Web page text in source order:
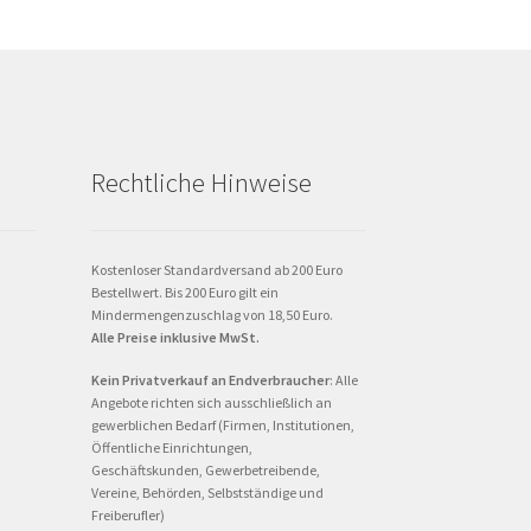
Rechtliche Hinweise
Kostenloser Standardversand ab 200 Euro
Bestellwert. Bis 200 Euro gilt ein
Mindermengenzuschlag von 18,50 Euro.
Alle Preise inklusive MwSt.
Kein Privatverkauf an Endverbraucher: Alle
Angebote richten sich ausschließlich an
gewerblichen Bedarf (Firmen, Institutionen,
Öffentliche Einrichtungen,
Geschäftskunden, Gewerbetreibende,
Vereine, Behörden, Selbstständige und
Freiberufler)